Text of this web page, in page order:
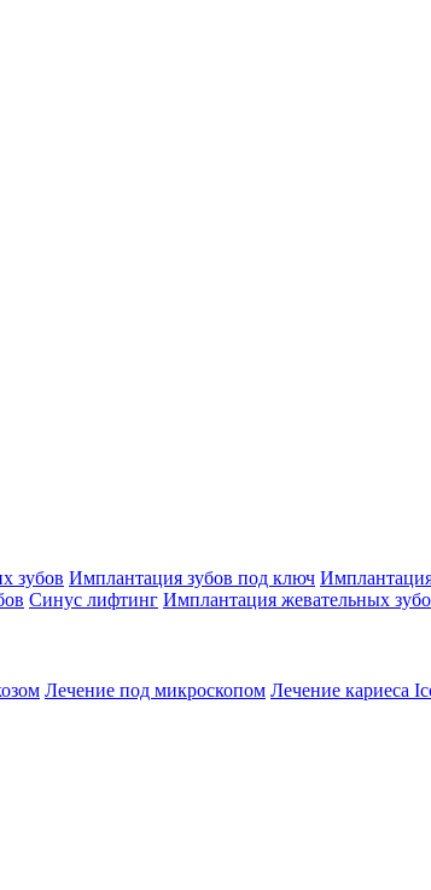
зубов Имплантация зубов под ключ
Синус лифтинг Имплантация жевательных
Лечение под микроскопом Лечение кариеса